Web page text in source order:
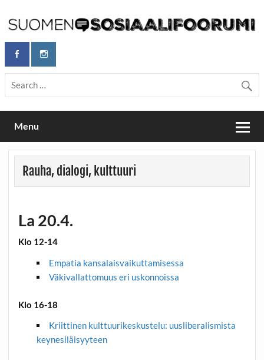
content
Maailmanparannuspäivät / Suomen
Sosiaalifoorumi
Maailmanparannuspäivät Lapinlahden Lähteellä, Helsingissä
26.–27.9.2026
Menu
Rauha, dialogi, kulttuuri
La 20.4.
Klo 12-14
Empatia kansalaisvaikuttamisessa
Väkivallattomuus eri uskonnoissa
Klo 16-18
Kriittinen kulttuurikeskustelu: uusliberalismista
keynesiläisyyteen